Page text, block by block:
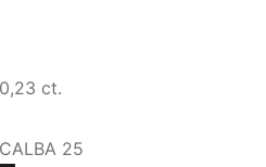
ct.
25